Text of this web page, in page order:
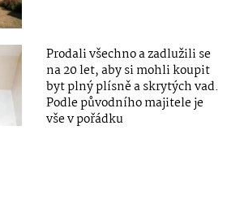
Prodali všechno a zadlužili se
na 20 let, aby si mohli koupit
byt plný plísně a skrytých vad.
Podle původního majitele je
vše v pořádku